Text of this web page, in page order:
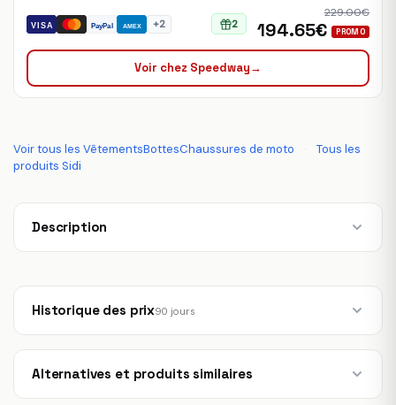
VISA PayPal AMEX +2 2
229.00€
194.65€ PROMO
Voir chez Speedway→
Voir tous les VêtementsBottesChaussures de moto ·
Tous les
produits Sidi
Description
Historique des prix90 jours
Alternatives et produits similaires